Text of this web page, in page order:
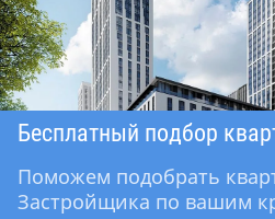
Бесплатный подбор
Поможем подобрать
Застройщика по вашим